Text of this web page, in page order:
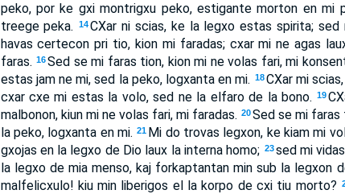
peko, por ke gxi montrigxu peko, estigante morton en
treege peka.
14CXar ni scias, ke la legxo estas spirita;
havas certecon pri tio, kion mi faradas; cxar mi ne agas
faras. 16Sed se mi faras tion, kion mi ne volas fari, mi
estas jam ne mi, sed la peko, logxanta en mi. 18CXar mi
cxar cxe mi estas la volo, sed ne la elfaro de la bono.
19
malbonon, kiun mi ne volas fari, mi faradas. 20Sed se mi faras
la peko, logxanta en mi. 21 Mi do trovas legxon, ke kiam mi
gxojas en la legxo de Dio laux la interna homo; 23sed mi
la legxo de mia menso, kaj forkaptantan min sub la legxon
malfelicxulo! kiu min liberigos el la korpo de cxi tiu morto?